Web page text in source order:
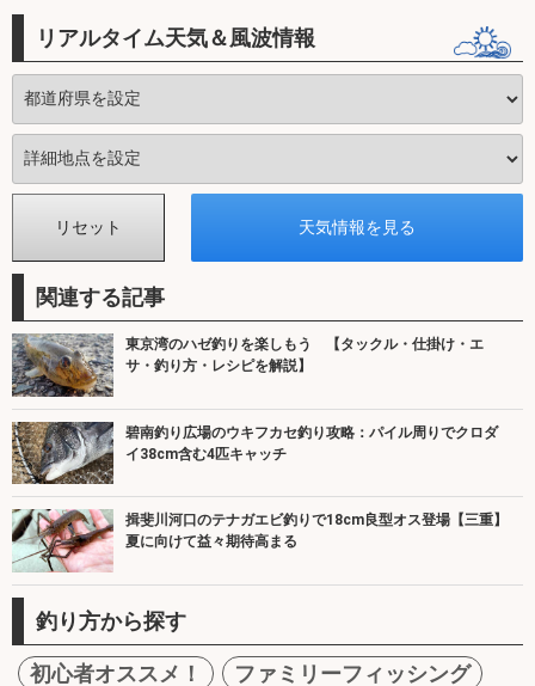
リアルタイム天気＆風波情報
関連する記事
東京湾のハゼ釣りを楽しもう 【タックル・仕掛け・エ
サ・釣り方・レシピを解説】
碧南釣り広場のウキフカセ釣り攻略：パイル周りでクロダ
イ38cm含む4匹キャッチ
揖斐川河口のテナガエビ釣りで18cm良型オス登場【三重】
夏に向けて益々期待高まる
釣り方から探す
初心者オススメ！ ファミリーフィッシング